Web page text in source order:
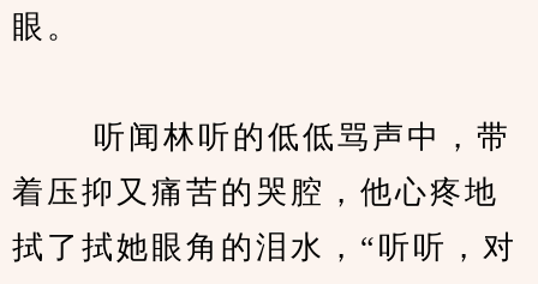
眼。
听闻林听的低低骂声中，带
着压抑又痛苦的哭腔，他心疼地
拭了拭她眼角的泪水，“听听，对